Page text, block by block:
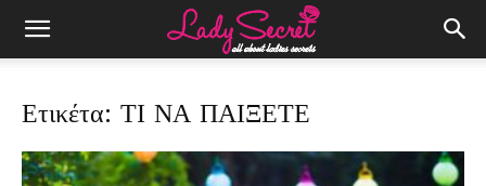
Ετικέτα: ΤΙ ΝΑ ΠΑΙΞΕΤΕ